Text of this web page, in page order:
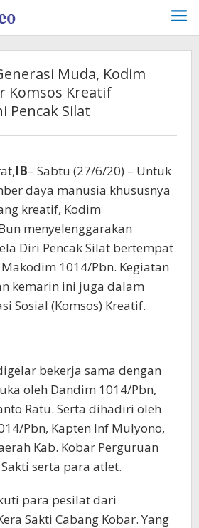
Muda, Kodim
Komsos Kreatif
Pencak Silat
IB– Sabtu (27/6/20) – Untuk
daya manusia khususnya
kreatif, Kodim
menyelenggarakan
Diri Pencak Silat bertempat
1014/Pbn. Kegiatan
kemarin ini juga dalam
Sosial (Komsos) Kreatif.
bekerja sama dengan
oleh Dandim 1014/Pbn,
Ratu. Serta dihadiri oleh
Pbn, Kapten Inf Mulyono,
Kab. Kobar Perguruan
serta para atlet.
para pesilat dari
Sakti Cabang Kobar. Yang